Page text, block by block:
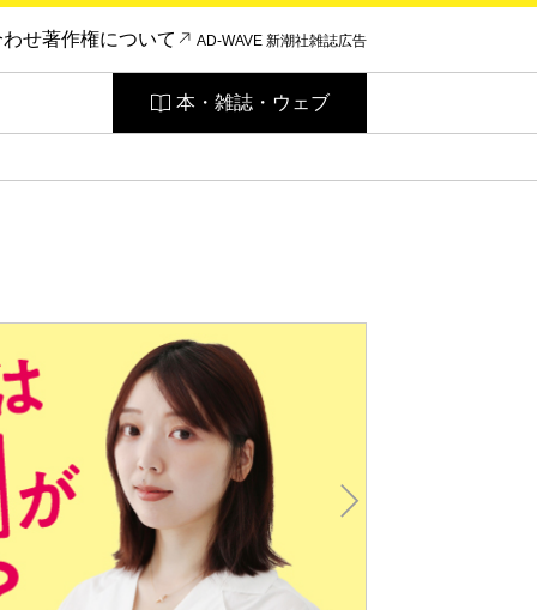
わせ著作権について AD-WAVE 新潮社雑誌広告
本・雑誌・ウェブ